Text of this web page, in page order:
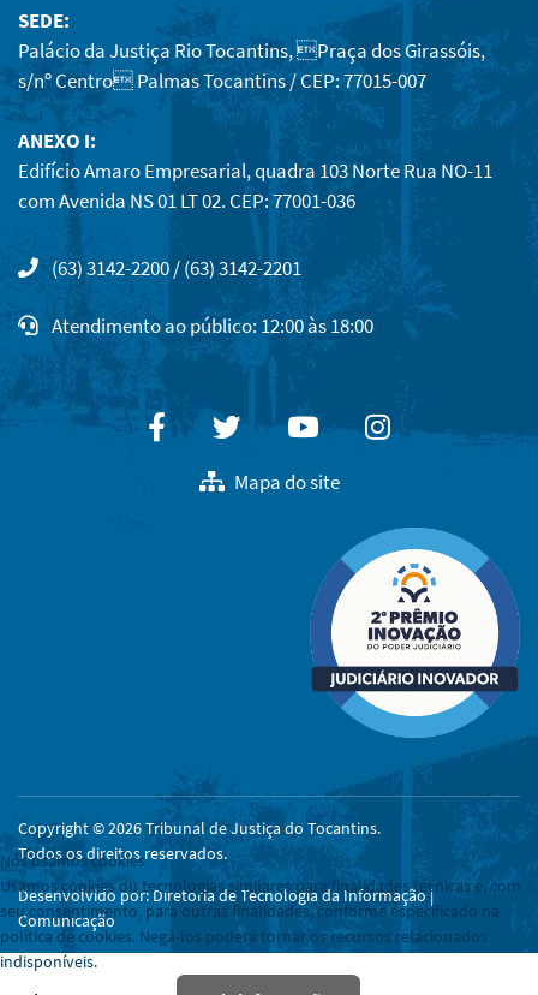
SEDE:
Palácio da Justiça Rio Tocantins, Praça dos Girassóis,
s/nº Centro Palmas Tocantins / CEP: 77015-007
ANEXO I:
Edifício Amaro Empresarial, quadra 103 Norte Rua NO-11
com Avenida NS 01 LT 02. CEP: 77001-036
(63) 3142-2200 / (63) 3142-2201
Atendimento ao público: 12:00 às 18:00
FacebookTwitterYoutubeInstagram
Mapa do site
Copyright © 2026 Tribunal de Justiça do Tocantins.
Todos os direitos reservados.
Desenvolvido por: Diretoria de Tecnologia da Informação |
Comunicação
Nós usamos cookies
Usamos cookies ou tecnologias similares para finalidades técnicas e, com
seu consentimento, para outras finalidades, conforme especificado na
política de cookies. Negá-los poderá tornar os recursos relacionados
indisponíveis.